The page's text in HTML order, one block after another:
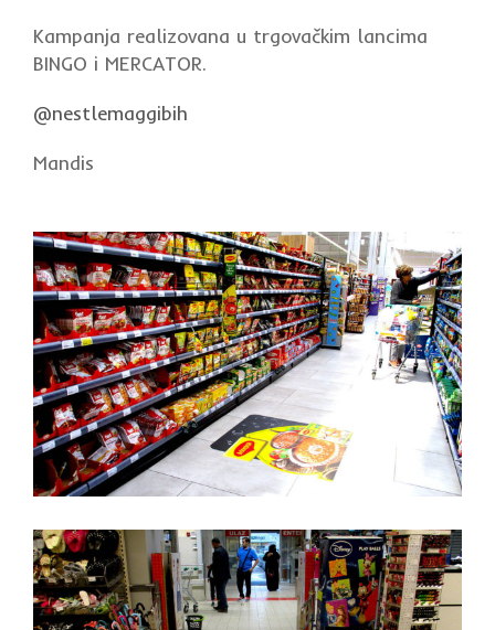
Kampanja realizovana u trgovačkim lancima
BINGO i MERCATOR.
@nestlemaggibih
Mandis